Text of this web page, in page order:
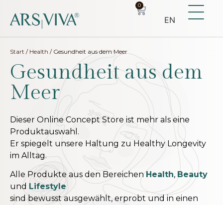
0
EN
Start / Health / Gesundheit aus dem Meer
Gesundheit aus dem
Meer
Dieser Online Concept Store ist mehr als eine
Produktauswahl.
Er spiegelt unsere Haltung zu Healthy Longevity
im Alltag.
Alle Produkte aus den Bereichen Health, Beauty
und Lifestyle
sind bewusst ausgewählt, erprobt und in einen